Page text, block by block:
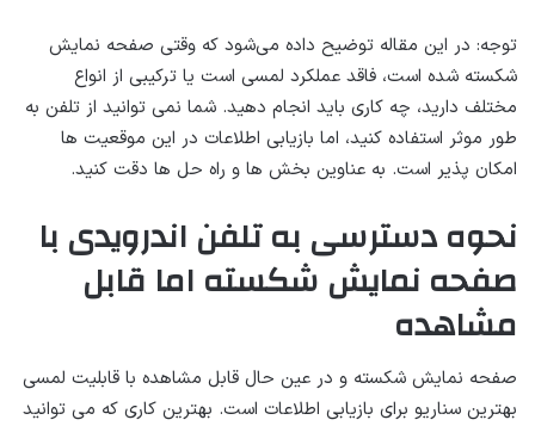
توجه: در این مقاله توضیح داده می‌شود که وقتی صفحه نمایش
شکسته شده است، فاقد عملکرد لمسی است یا ترکیبی از انواع
مختلف دارید، چه کاری باید انجام دهید. شما نمی توانید از تلفن به
طور موثر استفاده کنید، اما بازیابی اطلاعات در این موقعیت ها
امکان پذیر است. به عناوین بخش ها و راه حل ها دقت کنید.
نحوه دسترسی به تلفن اندرویدی با
صفحه نمایش شکسته اما قابل
مشاهده
صفحه نمایش شکسته و در عین حال قابل مشاهده با قابلیت لمسی
بهترین سناریو برای بازیابی اطلاعات است. بهترین کاری که می توانید